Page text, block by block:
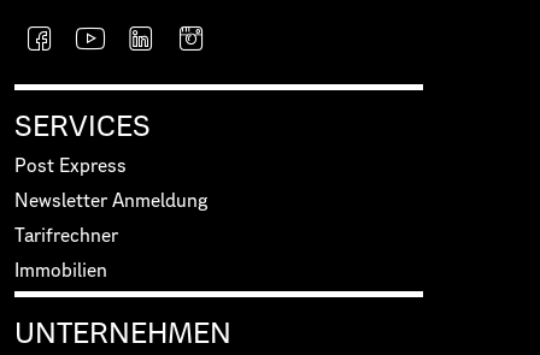
SERVICES
Post Express
Newsletter Anmeldung
Tarifrechner
Immobilien
UNTERNEHMEN